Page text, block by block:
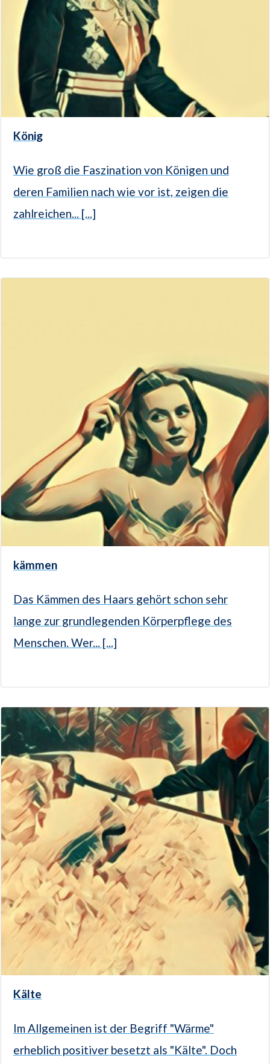
König
Wie groß die Faszination von Königen und
deren Familien nach wie vor ist, zeigen die
zahlreichen... [...]
kämmen
Das Kämmen des Haars gehört schon sehr
lange zur grundlegenden Körperpflege des
Menschen. Wer... [...]
Kälte
Im Allgemeinen ist der Begriff "Wärme"
erheblich positiver besetzt als "Kälte". Doch